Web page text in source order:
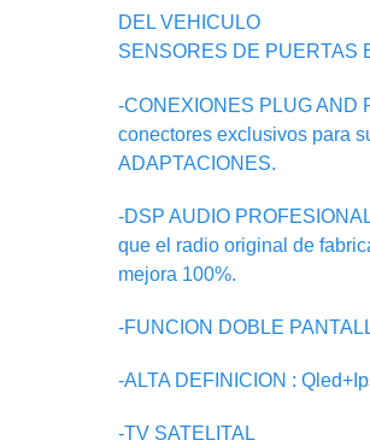
DEL VEHICULO
SENSORES DE PUERTAS
-CONEXIONES PLUG AND
conectores exclusivos para
ADAPTACIONES.
-DSP AUDIO
que el radio original de
mejora 100%.
-FUNCION DOBLE
-ALTA DEFINICION :
-TV SATELITAL